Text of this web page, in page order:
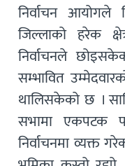
निर्वाचन आयोगले
जिल्लाको हरेक
निर्वाचनले
सम्भावित
थालिसकेको छ ।
सभामा एकपटक
निर्वाचनमा व्यक्त